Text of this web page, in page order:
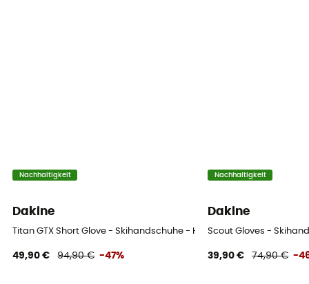
Nachhaltigkeit
Dakine
Titan GTX Short Glove - Skihandschuhe - Herren
49,90 € 94,90 € -47%
Nachhaltigkeit
Dakine
Scout Gloves -
39,90 € 74,90 € -